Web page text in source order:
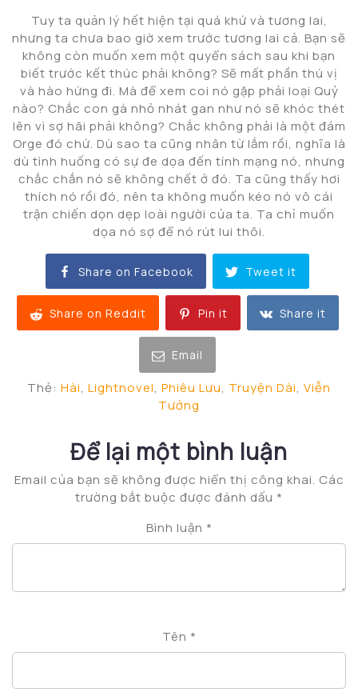
Tuy ta quản lý hết hiện tại quá khứ và tương lai,
nhưng ta chưa bao giờ xem trước tương lai cả. Bạn sẽ
không còn muốn xem một quyển sách sau khi bạn
biết trước kết thúc phải không? Sẽ mất phần thú vị
và hào hứng đi. Mà để xem coi nó gặp phải loại Quỷ
nào? Chắc con gà nhỏ nhát gan như nó sẽ khóc thét
lên vì sợ hãi phải không? Chắc không phải là một đám
Orge đó chứ. Dù sao ta cũng nhân từ lắm rồi, nghĩa là
dù tình huống có sự đe dọa đến tính mạng nó, nhưng
chắc chắn nó sẽ không chết ở đó. Ta cũng thấy hơi
thích nó rồi đó, nên ta không muốn kéo nó vô cái
trận chiến dọn dẹp loài người của ta. Ta chỉ muốn
dọa nó sợ để nó rút lui thôi.
Share on Facebook Tweet it
Share on Reddit Pin it Share it
Email
Thẻ: Hài, Lightnovel, Phiêu Lưu, Truyện Dài, Viễn
Tưởng
Để lại một bình luận
Email của bạn sẽ không được hiển thị công khai. Các
trường bắt buộc được đánh dấu *
Bình luận *
Tên *